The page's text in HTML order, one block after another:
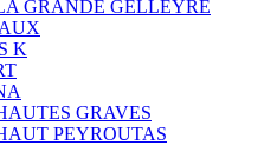
GRANDE GELLEYRE
K
GRAVES
PEYROUTAS